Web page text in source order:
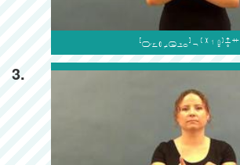

3.